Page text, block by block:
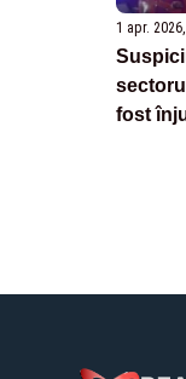
1 apr.
fost